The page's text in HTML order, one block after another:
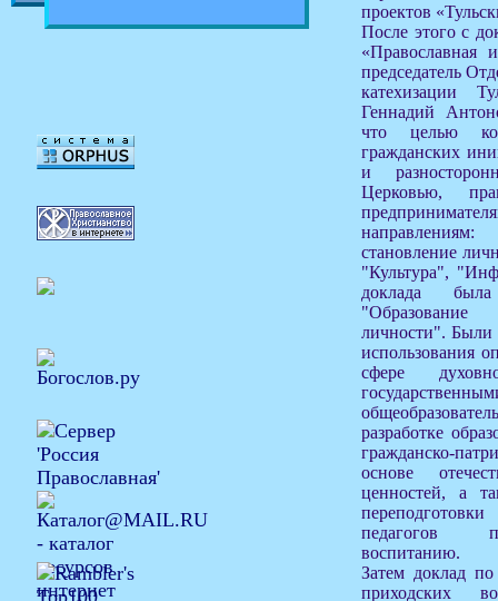
проектов
После этого с
«Православная
председатель
катехизации
Геннадий
что целью
гражданских
и
Церковью,
становление
"Культура",
доклада
личности". Были
использования
сфере
разработке
гражданско-
основе
ценностей, а
педагогов
воспитанию.
Затем доклад по
приходских